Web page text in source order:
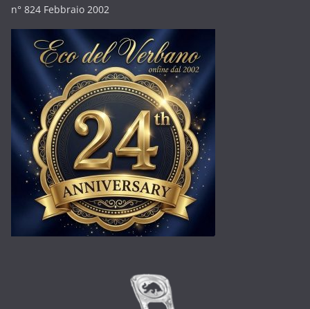
n° 824 Febbraio 2002